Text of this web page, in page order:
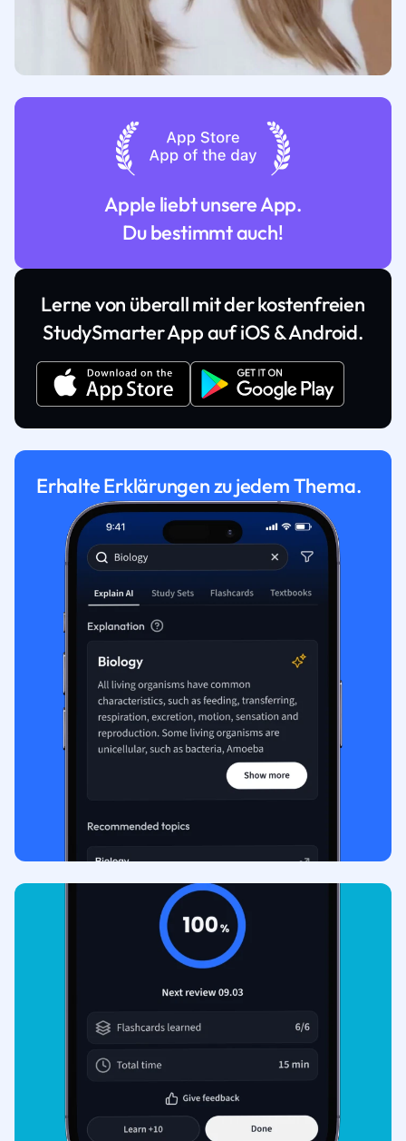
Apple liebt unsere App.
Du bestimmt auch!
Lerne von überall mit der kostenfreien
StudySmarter App auf iOS & Android.
Erhalte Erklärungen zu jedem Thema.